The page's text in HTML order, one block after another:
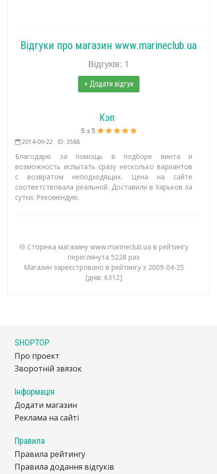
Відгуки про магазин www.marineclub.ua
Відгуків: 1
+ Додати відгук
Кэп
5 з 5
2014-09-22 ID: 3588
Благодарю за помощь в подборе винта и
возможность испытать сразу несколько вариантов
с возвратом неподходящих. Цена на сайте
соответствовала реальной. Доставили в Харьков за
сутки. Рекомендую.
Сторінка магазину www.marineclub.ua в рейтингу
переглянута 5228 раз
Магазин зареєстровано в рейтингу з 2009-04-25
[днів: 6312]
SHOPTOP
Про проект
Зворотній звязок
Інформація
Додати магазин
Реклама на сайті
Правила
Правила рейтингу
Правила додання відгуків